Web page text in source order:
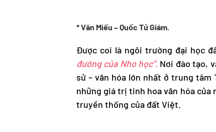
* Văn Miếu – Quốc Tử Giám.
Được coi là ngôi trường đại học
đường của Nho học”. Nơi đào tạo,
sử – văn hóa lớn nhất ở trung
những giá trị tinh hoa văn hóa
truyền thống của đất Việt.